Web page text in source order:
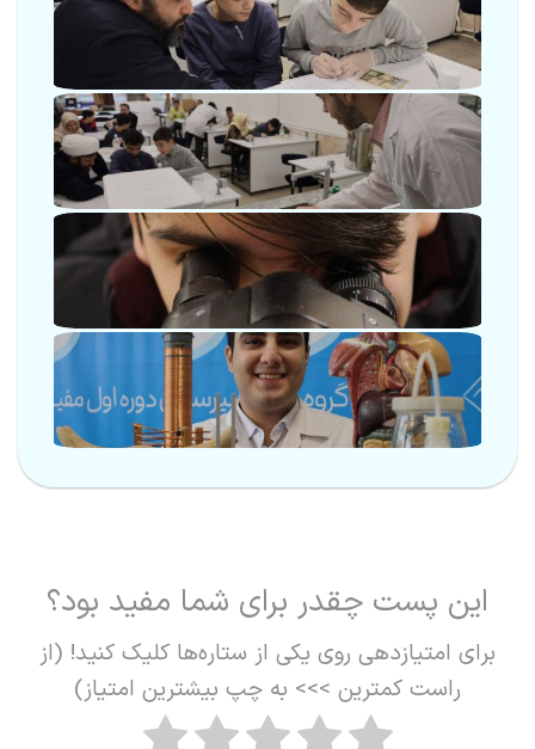
این پست چقدر برای شما مفید بود؟
برای امتیازدهی روی یکی از ستاره‌ها کلیک کنید! (از
راست کمترین >>> به چپ بیشترین امتیاز)